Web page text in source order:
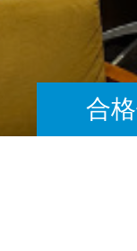
合